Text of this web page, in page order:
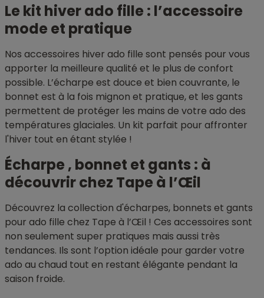
Le kit hiver ado fille : l’accessoire
mode et pratique
Nos accessoires hiver ado fille sont pensés pour vous
apporter la meilleure qualité et le plus de confort
possible. L’écharpe est douce et bien couvrante, le
bonnet est à la fois mignon et pratique, et les gants
permettent de protéger les mains de votre ado des
températures glaciales. Un kit parfait pour affronter
l'hiver tout en étant stylée !
Écharpe , bonnet et gants : à
découvrir chez Tape à l’Œil
Découvrez la collection d'écharpes, bonnets et gants
pour ado fille chez Tape à l’Œil ! Ces accessoires sont
non seulement super pratiques mais aussi très
tendances. Ils sont l’option idéale pour garder votre
ado au chaud tout en restant élégante pendant la
saison froide.